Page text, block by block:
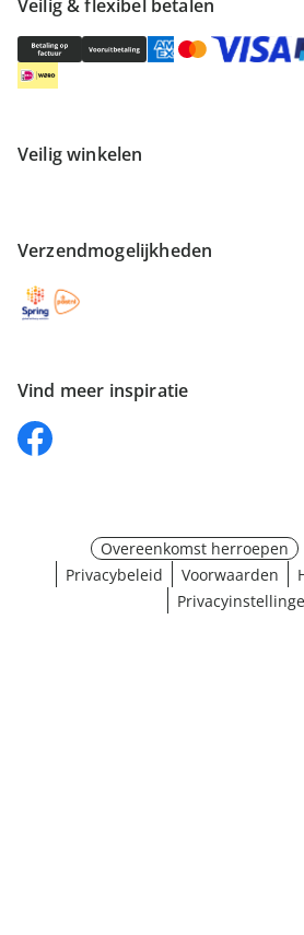
Veilig & flexibel betalen
Veilig winkelen
Verzendmogelijkheden
Vind meer inspiratie
Overeenkomst herroepen
Privacybeleid
Voorwaarden